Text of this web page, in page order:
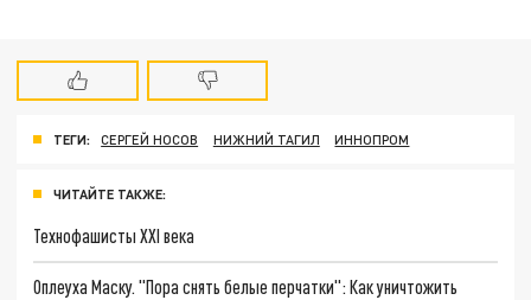
ТЕГИ: СЕРГЕЙ НОСОВ НИЖНИЙ ТАГИЛ ИННОПРОМ
ЧИТАЙТЕ ТАКЖЕ:
Технофашисты XXI века
Оплеуха Маску. "Пора снять белые перчатки": Как уничтожить